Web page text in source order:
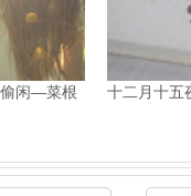
闲—菜根
十二月十五